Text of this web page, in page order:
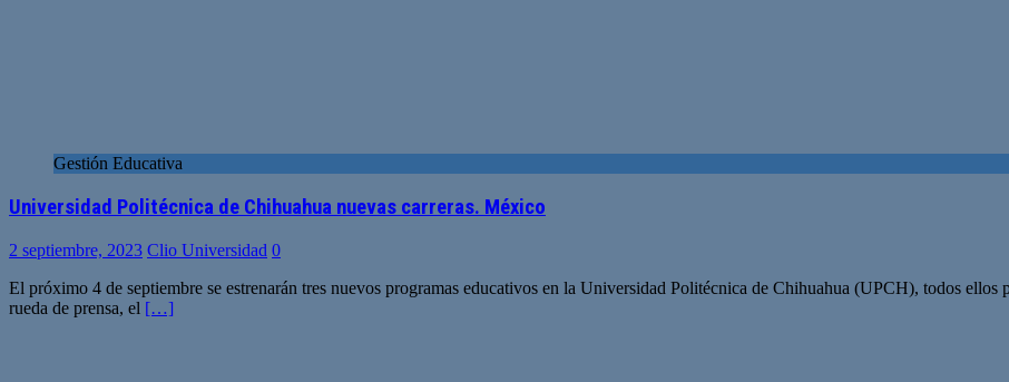
Gestión Educativa
Universidad Politécnica de Chihuahua nuevas carreras. México
2 septiembre, 2023 Clio Universidad 0
El próximo 4 de septiembre se estrenarán tres nuevos programas educativos en la Universidad Politécnica de Chihuahua (UPCH), todos ellos
rueda de prensa, el […]